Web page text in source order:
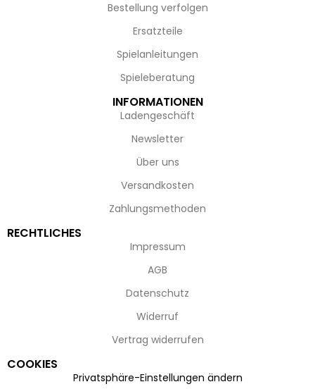
Bestellung verfolgen
Ersatzteile
Spielanleitungen
Spieleberatung
INFORMATIONEN
Ladengeschäft
Newsletter
Über uns
Versandkosten
Zahlungsmethoden
RECHTLICHES
Impressum
AGB
Datenschutz
Widerruf
Vertrag widerrufen
COOKIES
Privatsphäre-Einstellungen ändern